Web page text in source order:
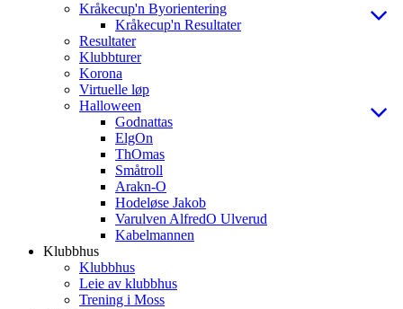
Kråkecup'n Byorientering
Kråkecup'n Resultater
Resultater
Klubbturer
Korona
Virtuelle løp
Halloween
Godnattas
ElgOn
ThOmas
Småtroll
Arakn-O
Hodeløse Jakob
Varulven AlfredO Ulverud
Kabelmannen
Klubbhus
Klubbhus
Leie av klubbhus
Trening i Moss